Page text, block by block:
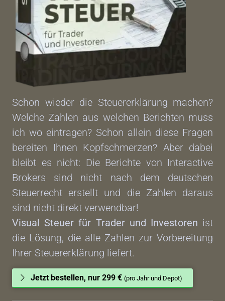
Schon wieder die Steuererklärung machen?
Welche Zahlen aus welchen Berichten muss
ich wo eintragen? Schon allein diese Fragen
bereiten Ihnen Kopfschmerzen? Aber dabei
bleibt es nicht: Die Berichte von Interactive
Brokers sind nicht nach dem deutschen
Steuerrecht erstellt und die Zahlen daraus
sind nicht direkt verwendbar!
Visual Steuer für Trader und Investoren ist
die Lösung, die alle Zahlen zur Vorbereitung
Ihrer Steuererklärung liefert.
Jetzt bestellen, nur 299 € (pro Jahr und Depot)